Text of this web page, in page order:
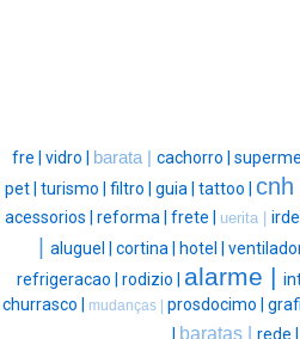
fre | vidro | barata | cachorro |
pet | turismo | filtro | guia | tattoo | cnh |
acessorios | reforma | frete | uerita |
aluguel | cortina | hotel | ventilador
refrigeracao | rodizio | alarme |
churrasco |
mudanças | prosdocimo |
baratas | rede |